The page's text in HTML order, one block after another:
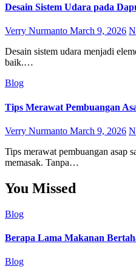
Desain Sistem Udara pada
Verry Nurmanto March 9, 2026
Desain sistem udara menjadi elemen penting dalam menjaga kenyamanan dan keamanan dapur komersial. Sistem ini mengatur aliran udara agar panas, asap, dan uap masakan dapat keluar dari ruangan dengan
baik.…
Blog
Tips Merawat Pembuangan
Verry Nurmanto March 9, 2026
Tips merawat pembuangan asap sangat penting untuk menjaga sistem ventilasi dapur tetap bekerja optimal. Sistem pembuangan asap membantu mengalirkan udara panas, asap, dan uap minyak keluar dari area
memasak. Tanpa…
You Missed
Blog
Berapa Lama Makanan
Blog